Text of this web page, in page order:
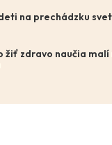
na prechádzku
žiť zdravo naučia